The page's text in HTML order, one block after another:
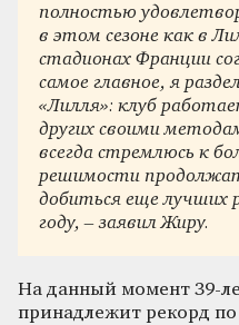
полностью
в этом сезоне как в
стадионах Франции
самое главное, я
«Лилля»: клуб
других своими
всегда стремлюсь к
решимости
добиться еще лучших
году, – заявил Жиру.
На данный момент 39-
принадлежит рекорд по